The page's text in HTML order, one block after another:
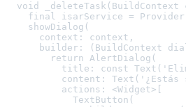
void _deleteTask(BuildContext
final isarService =
    showDialog(
      context: context,
builder: (BuildContext
        return AlertDialog(
title: const
content: Text('¿Estás
          actions: <Widget>[
            TextButton(